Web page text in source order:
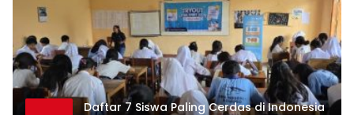
Daftar 7 Siswa Paling Cerdas di Indonesia